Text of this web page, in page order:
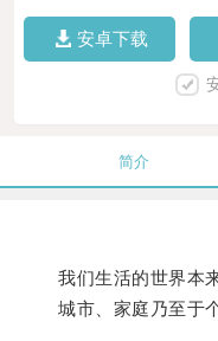
安卓下载
简介
我们生活的世界本来
城市、家庭乃至于个